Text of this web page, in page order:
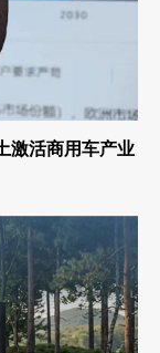
激活商用车产业